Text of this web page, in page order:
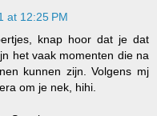
at 12:25 PM
knap hoor dat je dat
het vaak momenten die na
kunnen zijn. Volgens mj
om je nek, hihi.